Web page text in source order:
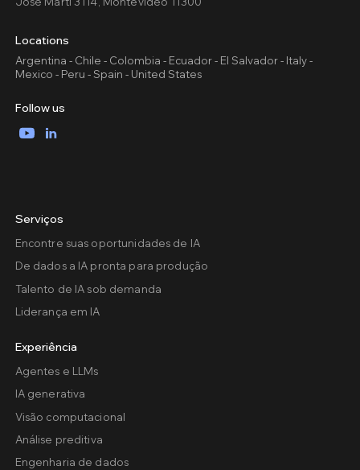
Locations
Argentina - Chile - Colombia - Ecuador - El Salvador - Italy -
Mexico - Peru - Spain - United States
Follow us
YouTubeLinkedIn
Serviços
Encontre suas oportunidades de IA
De dados a IA pronta para produção
Talento de IA sob demanda
Liderança em IA
Experiência
Agentes e LLMs
IA generativa
Visão computacional
Análise preditiva
Engenharia de dados